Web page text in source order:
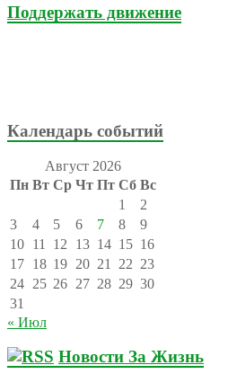
Поддержать движение
Календарь событий
Август 2026
Пн Вт Ср Чт Пт Сб Вс
1
2
3
4 5 6 7 8
9
10 11 12 13 14 15 16
17 18 19 20 21 22 23
24 25 26 27 28 29 30
31
« Июл
Новости За Жизнь